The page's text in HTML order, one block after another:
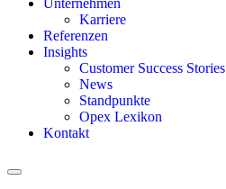
Unternehmen
Karriere
Referenzen
Insights
Customer Success Stories
News
Standpunkte
Opex Lexikon
Kontakt